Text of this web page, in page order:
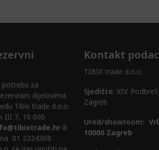
za
dijelovima
Tibix trade d.o.o.
III 7, 10 000
ili
01 2324368 .
Kontakt
TIBIX trade d.o.o.
Sjedište: XIV.
Zagreb
Ured/showroom:
10000 Zagreb